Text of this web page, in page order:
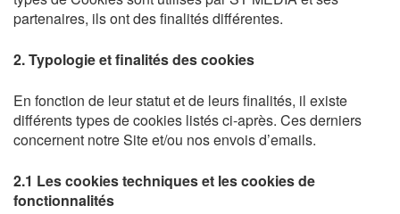
partenaires, ils ont des finalités différentes.
2. Typologie et finalités des cookies
En fonction de leur statut et de leurs finalités, il existe
différents types de cookies listés ci-après. Ces derniers
concernent notre Site et/ou nos envois d’emails.
2.1 Les cookies techniques et les cookies de
fonctionnalités